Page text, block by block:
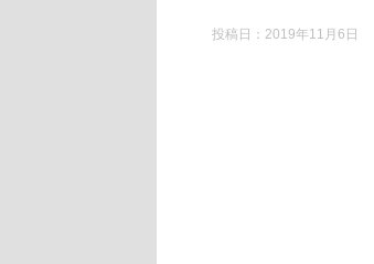
投稿日： 2019年11月6日